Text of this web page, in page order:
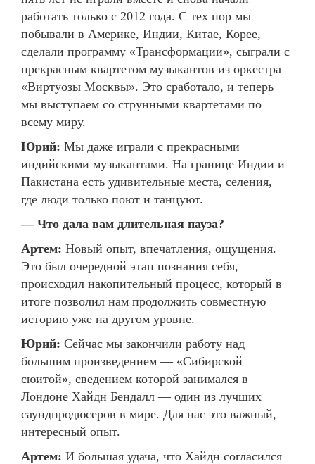
работать только с 2012 года. С тех пор мы
побывали в Америке, Индии, Китае, Корее,
сделали программу «Трансформации», сыграли с
прекрасным квартетом музыкантов из оркестра
«Виртуозы Москвы». Это сработало, и теперь
мы выступаем со струнными квартетами по
всему миру.
Юрий: Мы даже играли с прекрасными
индийскими музыкантами. На границе Индии и
Пакистана есть удивительные места, селения,
где люди только поют и танцуют.
— Что дала вам длительная пауза?
Артем: Новый опыт, впечатления, ощущения.
Это был очередной этап познания себя,
происходил накопительный процесс, который в
итоге позволил нам продолжить совместную
историю уже на другом уровне.
Юрий: Сейчас мы закончили работу над
большим произведением — «Сибирской
сюитой», сведением которой занимался в
Лондоне Хайдн Бендалл — один из лучших
саундпродюсеров в мире. Для нас это важный,
интересный опыт.
Артем: И большая удача, что Хайдн согласился